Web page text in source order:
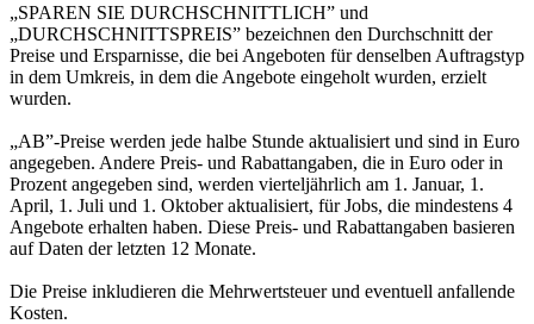
„SPAREN SIE DURCHSCHNITTLICH” und
„DURCHSCHNITTSPREIS” bezeichnen den Durchschnitt der
Preise und Ersparnisse, die bei Angeboten für denselben Auftragstyp
in dem Umkreis, in dem die Angebote eingeholt wurden, erzielt
wurden.
„AB”-Preise werden jede halbe Stunde aktualisiert und sind in Euro
angegeben. Andere Preis- und Rabattangaben, die in Euro oder in
Prozent angegeben sind, werden vierteljährlich am 1. Januar, 1.
April, 1. Juli und 1. Oktober aktualisiert, für Jobs, die mindestens 4
Angebote erhalten haben. Diese Preis- und Rabattangaben basieren
auf Daten der letzten 12 Monate.
Die Preise inkludieren die Mehrwertsteuer und eventuell anfallende
Kosten.